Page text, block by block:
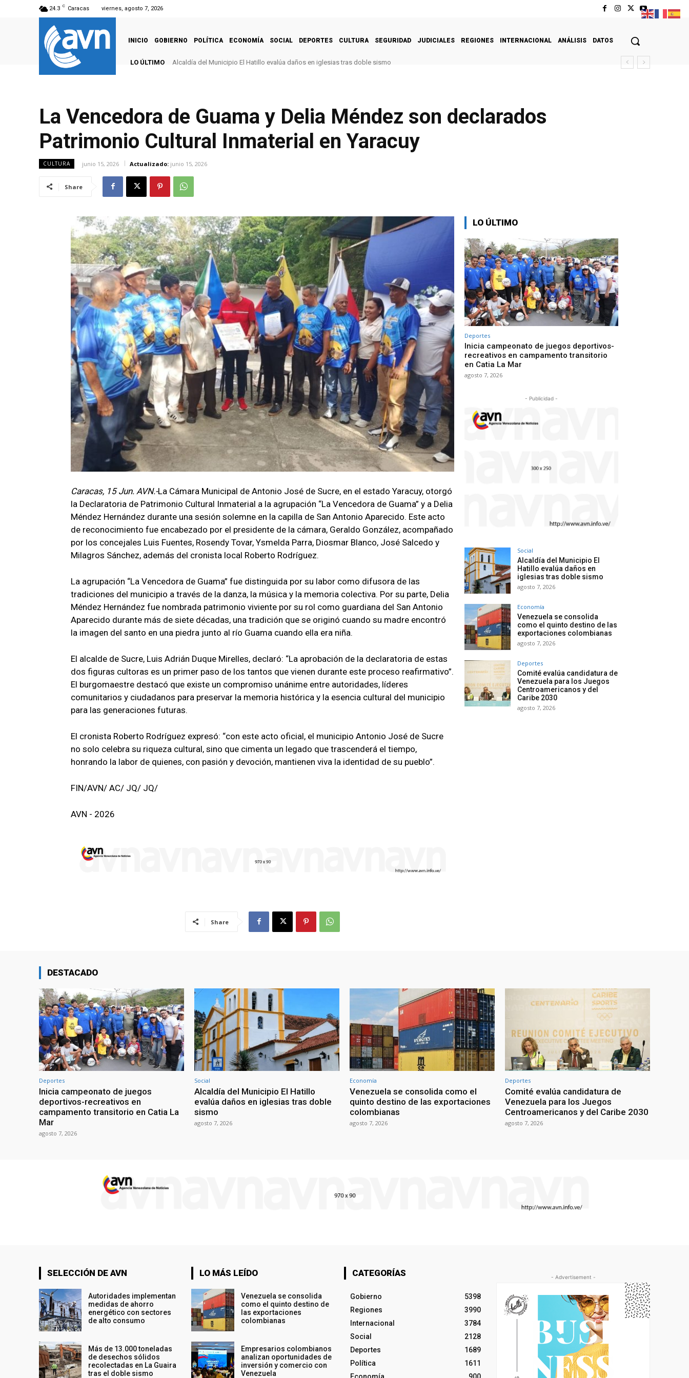
24.3 C Caracas viernes, agosto 7, 2026
INICIO GOBIERNO POLÍTICA ECONOMÍA SOCIAL DEPORTES CULTURA SEGURIDAD JUDICIALES REGIONES INTERNACIONAL ANÁLISIS DATOS
LO ÚLTIMO Alcaldía del Municipio El Hatillo evalúa daños en iglesias tras doble sismo
La Vencedora de Guama y Delia Méndez son declarados
Patrimonio Cultural Inmaterial en Yaracuy
CULTURA junio 15, 2026 Actualizado: junio 15, 2026
Share
Caracas, 15 Jun. AVN.-La Cámara Municipal de Antonio José de Sucre, en el estado Yaracuy, otorgó
la Declaratoria de Patrimonio Cultural Inmaterial a la agrupación “La Vencedora de Guama” y a Delia
Méndez Hernández durante una sesión solemne en la capilla de San Antonio Aparecido. Este acto
de reconocimiento fue encabezado por el presidente de la cámara, Geraldo González, acompañado
por los concejales Luis Fuentes, Rosendy Tovar, Ysmelda Parra, Diosmar Blanco, José Salcedo y
Milagros Sánchez, además del cronista local Roberto Rodríguez.
La agrupación “La Vencedora de Guama” fue distinguida por su labor como difusora de las
tradiciones del municipio a través de la danza, la música y la memoria colectiva. Por su parte, Delia
Méndez Hernández fue nombrada patrimonio viviente por su rol como guardiana del San Antonio
Aparecido durante más de siete décadas, una tradición que se originó cuando su madre encontró
la imagen del santo en una piedra junto al río Guama cuando ella era niña.
El alcalde de Sucre, Luis Adrián Duque Mirelles, declaró: “La aprobación de la declaratoria de estas
dos figuras cultoras es un primer paso de los tantos que vienen durante este proceso reafirmativo”.
El burgomaestre destacó que existe un compromiso unánime entre autoridades, líderes
comunitarios y ciudadanos para preservar la memoria histórica y la esencia cultural del municipio
para las generaciones futuras.
El cronista Roberto Rodríguez expresó: “con este acto oficial, el municipio Antonio José de Sucre
no solo celebra su riqueza cultural, sino que cimenta un legado que trascenderá el tiempo,
honrando la labor de quienes, con pasión y devoción, mantienen viva la identidad de su pueblo”.
FIN/AVN/ AC/ JQ/ JQ/
AVN - 2026
Share
LO ÚLTIMO
Deportes
Inicia campeonato de juegos deportivos-
recreativos en campamento transitorio
en Catia La Mar
agosto 7, 2026
- Publicidad -
Social
Alcaldía del Municipio El
Hatillo evalúa daños en
iglesias tras doble sismo
agosto 7, 2026
Economía
Venezuela se consolida
como el quinto destino de las
exportaciones colombianas
agosto 7, 2026
Deportes
Comité evalúa candidatura de
Venezuela para los Juegos
Centroamericanos y del
Caribe 2030
agosto 7, 2026
DESTACADO
Deportes
Inicia campeonato de juegos
deportivos-recreativos en
campamento transitorio en Catia La
Mar
agosto 7, 2026
Social
Alcaldía del Municipio El Hatillo
evalúa daños en iglesias tras doble
sismo
agosto 7, 2026
Economía
Venezuela se consolida como el
quinto destino de las exportaciones
colombianas
agosto 7, 2026
Deportes
Comité evalúa candidatura de
Venezuela para los Juegos
Centroamericanos y del Caribe 2030
agosto 7, 2026
SELECCIÓN DE AVN
Autoridades implementan
medidas de ahorro
energético con sectores
de alto consumo
Más de 13.000 toneladas
de desechos sólidos
recolectadas en La Guaira
tras el doble sismo
LO MÁS LEÍDO
Venezuela se consolida
como el quinto destino de
las exportaciones
colombianas
Empresarios colombianos
analizan oportunidades de
inversión y comercio con
Venezuela
CATEGORÍAS
Gobierno
5398
Regiones
3990
Internacional
3784
Social
2128
Deportes
1689
Política
1611
- Advertisement -